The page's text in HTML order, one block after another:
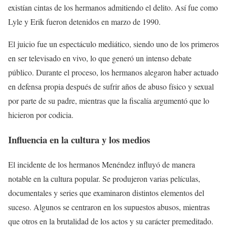
existían cintas de los hermanos admitiendo el delito. Así fue como
Lyle y Erik fueron detenidos en marzo de 1990.
El juicio fue un espectáculo mediático, siendo uno de los primeros
en ser televisado en vivo, lo que generó un intenso debate
público. Durante el proceso, los hermanos alegaron haber actuado
en defensa propia después de sufrir años de abuso físico y sexual
por parte de su padre, mientras que la fiscalía argumentó que lo
hicieron por codicia.
Influencia en la cultura y los medios
El incidente de los hermanos Menéndez influyó de manera
notable en la cultura popular. Se produjeron varias películas,
documentales y series que examinaron distintos elementos del
suceso. Algunos se centraron en los supuestos abusos, mientras
que otros en la brutalidad de los actos y su carácter premeditado.